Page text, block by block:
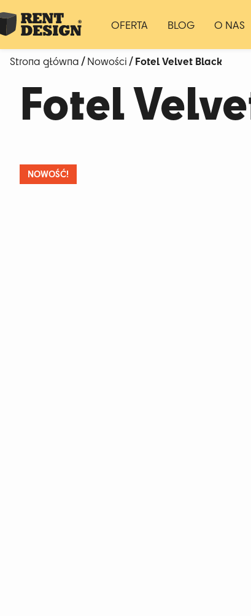
OFERTA BLOG O NAS
Strona główna/Nowości/ Fotel Velvet Black
Fotel
NOWOŚĆ!